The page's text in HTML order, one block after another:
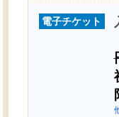
電子チケット